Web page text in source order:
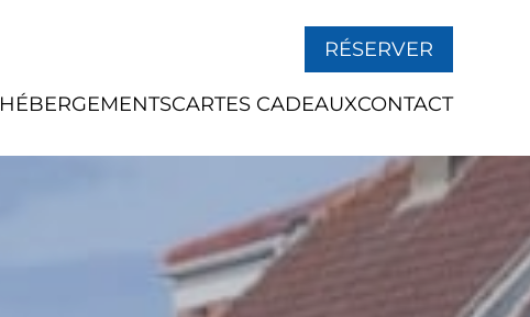
RÉSERVER
HÉBERGEMENTSCARTES CADEAUXCONTACT